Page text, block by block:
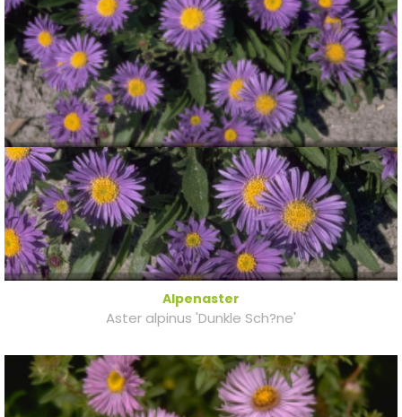
Alpenaster
Aster alpinus 'Dunkle Sch?ne'